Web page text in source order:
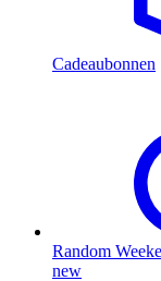
Cadeaubonnen
Random
new